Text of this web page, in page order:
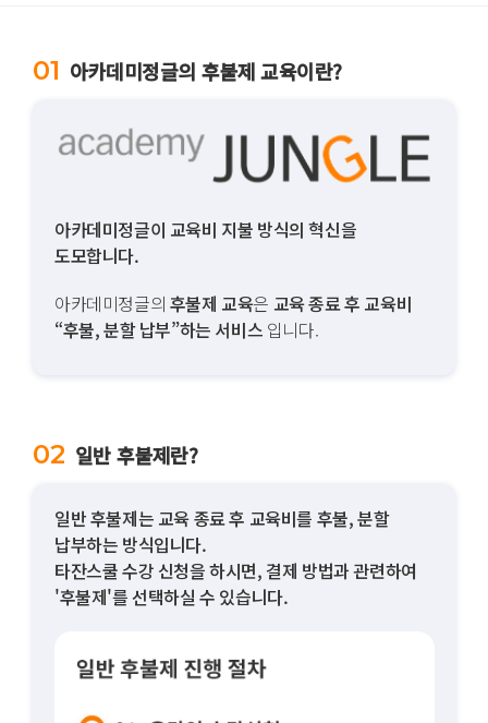
01 아카데미정글의 후불제 교육이란?
아카데미정글이 교육비 지불 방식의 혁신을
도모합니다.
아카데미정글의 후불제 교육은 교육 종료 후 교육비
“후불, 분할 납부”하는 서비스 입니다.
02 일반 후불제란?
일반 후불제는 교육 종료 후 교육비를 후불, 분할
납부하는 방식입니다.
타잔스쿨수강 신청을 하시면, 결제 방법과 관련하여
'후불제'를 선택하실 수 있습니다.